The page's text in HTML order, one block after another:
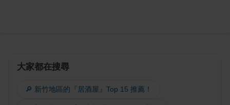
大家都在搜尋
🔎 新竹地區的『居酒屋』Top 15 推薦！